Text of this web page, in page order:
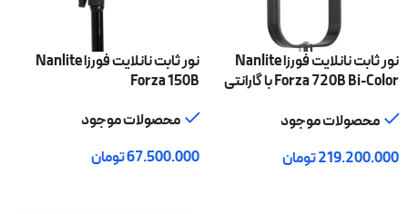
نور ثابت نانلایت فورزا Nanlite
Forza 720B Bi-Color با گارانتی
محصولات موجود
219.200.000تومان
نور ثابت نانلایت فورزا Nanlite
Forza 150B
محصولات موجود
67.500.000تومان